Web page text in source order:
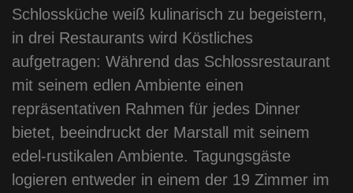
Schlossküche weiß kulinarisch zu begeistern,
in drei Restaurants wird Köstliches
aufgetragen: Während das Schlossrestaurant
mit seinem edlen Ambiente einen
repräsentativen Rahmen für jedes Dinner
bietet, beeindruckt der Marstall mit seinem
edel-rustikalen Ambiente. Tagungsgäste
logieren entweder in einem der 19 Zimmer im